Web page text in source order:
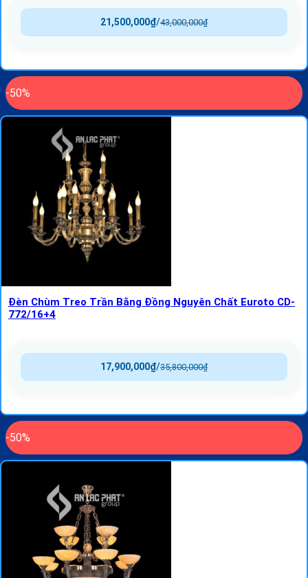
43,000,000₫
/
21,500,000₫
-50%
Đèn Chùm Treo Trần Bằng Đồng Nguyên Chất Euroto CD-
772/16+4
35,800,000₫
/
17,900,000₫
-50%